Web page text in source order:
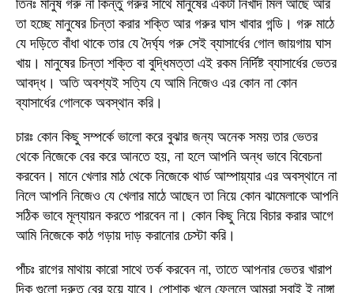
তা হচ্ছে মানুষের চিন্তা করার শক্তি আর গরুর ঘাস খাবার গন্ডি। গরু মাঠে
যে দড়িতে বাঁধা থাকে তার যে দৈর্ঘ্য গরু সেই ব্যাসার্ধের গোল জায়গায় ঘাস
খায়। মানুষের চিন্তা শক্তি বা বুদ্ধিমত্তা এই রকম নির্দিষ্ট ব্যাসার্ধের ভেতর
আবদ্ধ। অতি অবশ্যই সত্যি যে আমি নিজেও এর কোন না কোন
ব্যাসার্ধের গোলকে অবস্থান করি।
চারঃ কোন কিছু সম্পর্কে ভালো করে বুঝার জন্য অনেক সময় তার ভেতর
থেকে নিজেকে বের করে আনতে হয়, না হলে আপনি অন্ধ ভাবে বিবেচনা
করবেন। মানে খেলার মাঠ থেকে নিজেকে থার্ড আম্পায়্যার এর অবস্থানে না
নিলে আপনি নিজেও যে খেলার মাঠে আছেন তা নিয়ে কোন ঝামেলাকে আপনি
সঠিক ভাবে মূল্যায়ন করতে পারবেন না। কোন কিছু নিয়ে বিচার করার আগে
আমি নিজেকে কাঠ গড়ায় দাড় করানোর চেস্টা করি।
পাঁচঃ রাগের মাথায় কারো সাথে তর্ক করবেন না, তাতে আপনার ভেতর খারাপ
দিক গুলো দ্রুত বের হয়ে যাবে। পোশাক খুলে ফেললে আমরা সবাই ই নাঙ্গা